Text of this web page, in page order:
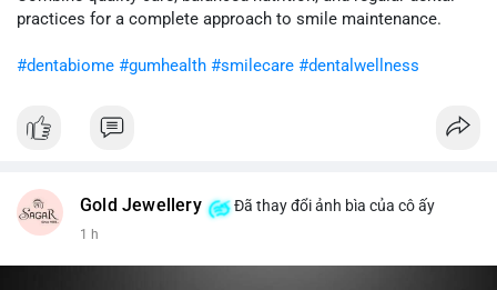
cân nhắc giảm tỷ trọng đòn bẩy và chờ xu hướng rõ ràng trước
practices for a complete approach to smile maintenance.
#dentabiome #gumhealth #smilecare #dentalwellness
Gold Jewellery Đã thay đổi ảnh bìa của cô ấy
1 h